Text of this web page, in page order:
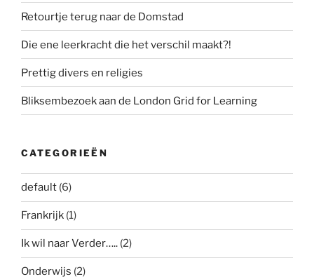
Retourtje terug naar de Domstad
Die ene leerkracht die het verschil maakt?!
Prettig divers en religies
Bliksembezoek aan de London Grid for Learning
CATEGORIEËN
default (6)
Frankrijk (1)
Ik wil naar Verder….. (2)
Onderwijs (2)